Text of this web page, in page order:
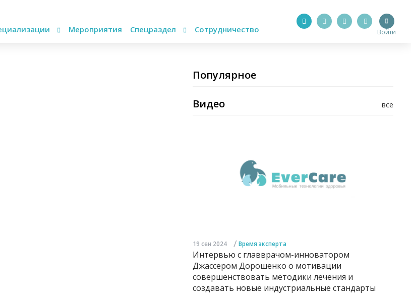
Мероприятия Спецраздел Сотрудничество Войти
Популярное
все
Видео
19 сен 2024 / Время эксперта
Интервью с главврачом-инноватором
Джассером Дорошенко о мотивации
совершенствовать методики лечения и
создавать новые индустриальные стандарты